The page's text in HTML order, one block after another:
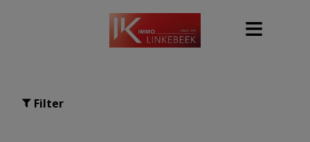
Filter